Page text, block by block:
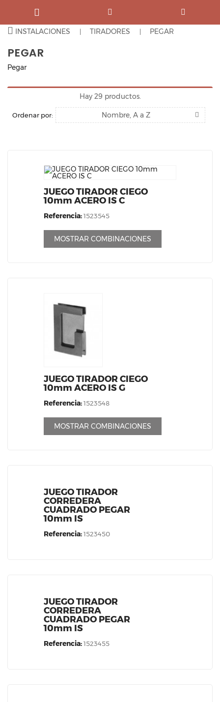
INSTALACIONES TIRADORES PEGAR
PEGAR
Pegar
Hay 29 productos.
Ordenar por: Nombre, A a Z
JUEGO TIRADOR CIEGO
10mm ACERO IS C
Referencia:1523545
MOSTRAR COMBINACIONES
JUEGO TIRADOR CIEGO
10mm ACERO IS G
Referencia:1523548
MOSTRAR COMBINACIONES
JUEGO TIRADOR
CORREDERA
CUADRADO PEGAR
10mm IS
Referencia:1523450
JUEGO TIRADOR
CORREDERA
CUADRADO PEGAR
10mm IS
Referencia:1523455